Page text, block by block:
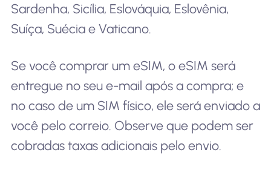
Sardenha, Sicília, Eslováquia, Eslovênia,
Suíça, Suécia e Vaticano.
Se você comprar um eSIM, o eSIM será
entregue no seu e-mail após a compra; e
no caso de um SIM físico, ele será enviado a
você pelo correio. Observe que podem ser
cobradas taxas adicionais pelo envio.